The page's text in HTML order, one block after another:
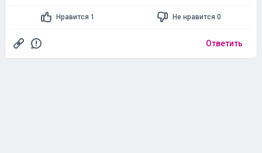
Нравится 1 Не нравится 0
Ответить